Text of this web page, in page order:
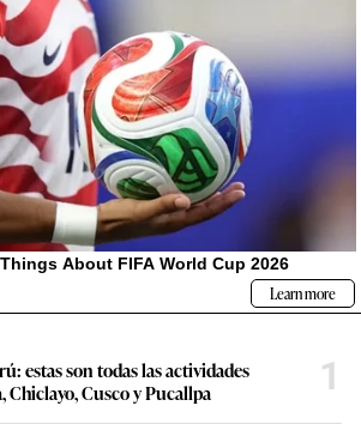
estas son todas las actividades
Cusco y Pucallpa
1